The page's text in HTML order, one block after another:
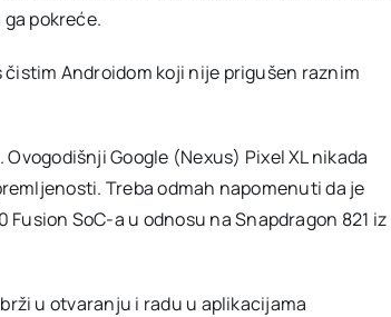
pokreće.
Androidom koji nije prigušen raznim
Google (Nexus) Pixel XL nikada
Treba odmah napomenuti da je
SoC-a u odnosu na Snapdragon 821 iz
u otvaranju i radu u aplikacijama